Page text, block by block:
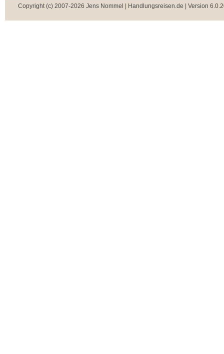
Copyright (c) 2007-2026 Jens Nommel | Handlungsreisen.de | Version